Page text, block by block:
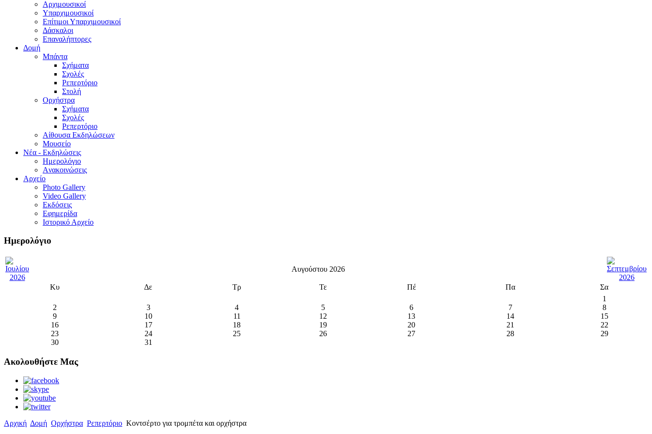
Aρχιμουσικοί
Υπαρχιμουσικοί
Επίτιμοι Υπαρχιμουσικοί
Δάσκαλοι
Επαναλήπτορες
Δομή
Μπάντα
Σχήματα
Σχολές
Ρεπερτόριο
Στολή
Ορχήστρα
Σχήματα
Σχολές
Ρεπερτόριο
Aίθουσα Εκδηλώσεων
Μουσείο
Νέα - Εκδηλώσεις
Ημερολόγιο
Aνακοινώσεις
Αρχείο
Photo Gallery
Video Gallery
Εκδόσεις
Εφημερίδα
Ιστορικό Αρχείο
Ημερολόγιο
Αυγούστου 2026
Κυ Δε Τρ Τε Πέ Πα
Σα
1
2
3 4 5 6 7
8
9
10 11 12 13 14
15
16
17 18 19 20 21
22
23
24 25 26 27 28
29
30
31
Ακολουθήστε Μας
Αρχική Δομή Ορχήστρα Ρεπερτόριο Κοντσέρτο για τρομπέτα και ορχήστρα